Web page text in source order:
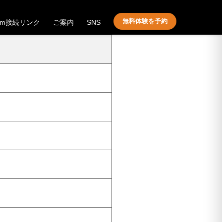
接続リンク ご案内 SNS 無料体験を予約